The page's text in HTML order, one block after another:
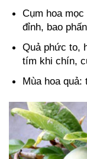
Cụm hoa
đỉnh, bao
Quả phức to,
tím khi chín,
Mùa hoa quả: